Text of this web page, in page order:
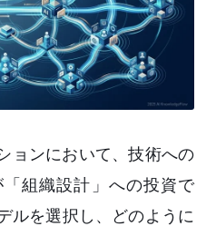
ョンにおいて、技術への
組織設計」への投資で
ルを選択し、どのように